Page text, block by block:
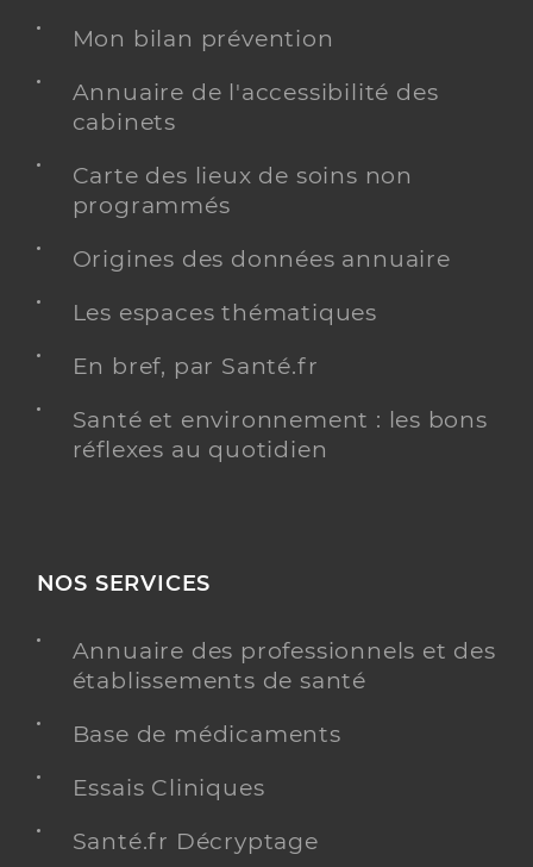
Mon bilan prévention
Annuaire de l'accessibilité des
cabinets
Carte des lieux de soins non
programmés
Origines des données annuaire
Les espaces thématiques
En bref, par Santé.fr
Santé et environnement : les bons
réflexes au quotidien
NOS SERVICES
Annuaire des professionnels et des
établissements de santé
Base de médicaments
Essais Cliniques
Santé.fr Décryptage